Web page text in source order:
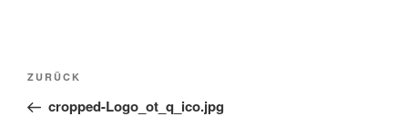
Beitragsnavigation
Vorheriger
Beitrag
ZURÜCK
cropped-Logo_ot_q_ico.jpg